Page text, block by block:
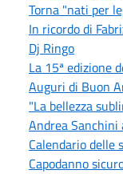
Torna "nati per
In ricordo di
Dj Ringo
La 15ª edizione
Auguri di Buon
"La bellezza
Andrea Sanchini
Calendario delle
Capodanno